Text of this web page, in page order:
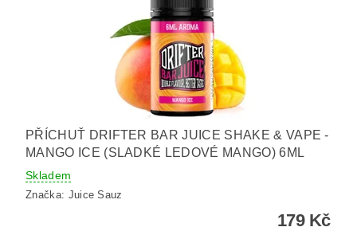
PŘÍCHUŤ DRIFTER BAR JUICE SHAKE & VAPE -
MANGO ICE (SLADKÉ LEDOVÉ MANGO) 6ML
Skladem
Značka: Juice Sauz
179 Kč